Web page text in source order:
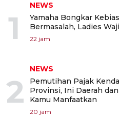
1
NEWS
Yamaha Bongkar
Bermasalah, Ladies
22 jam
2
NEWS
Pemutihan Pajak
Provinsi, Ini Daerah
Kamu Manfaatkan
20 jam